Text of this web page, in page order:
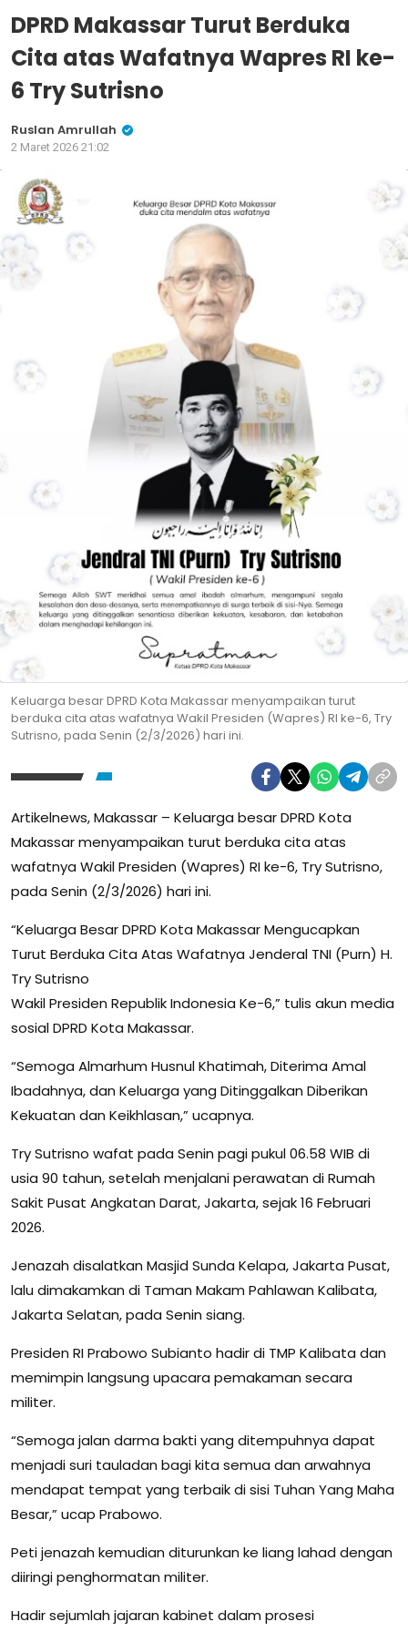
DPRD Makassar Turut Berduka
Cita atas Wafatnya Wapres RI ke-
6 Try Sutrisno
Ruslan Amrullah
2 Maret 2026 21:02
Keluarga besar DPRD Kota Makassar menyampaikan turut
berduka cita atas wafatnya Wakil Presiden (Wapres) RI ke-6, Try
Sutrisno, pada Senin (2/3/2026) hari ini.
Artikelnews, Makassar – Keluarga besar DPRD Kota
Makassar menyampaikan turut berduka cita atas
wafatnya Wakil Presiden (Wapres) RI ke-6, Try Sutrisno,
pada Senin (2/3/2026) hari ini.
“Keluarga Besar DPRD Kota Makassar Mengucapkan
Turut Berduka Cita Atas Wafatnya Jenderal TNI (Purn) H.
Try Sutrisno
Wakil Presiden Republik Indonesia Ke-6,” tulis akun media
sosial DPRD Kota Makassar.
“Semoga Almarhum Husnul Khatimah, Diterima Amal
Ibadahnya, dan Keluarga yang Ditinggalkan Diberikan
Kekuatan dan Keikhlasan,” ucapnya.
Try Sutrisno wafat pada Senin pagi pukul 06.58 WIB di
usia 90 tahun, setelah menjalani perawatan di Rumah
Sakit Pusat Angkatan Darat, Jakarta, sejak 16 Februari
2026.
Jenazah disalatkan Masjid Sunda Kelapa, Jakarta Pusat,
lalu dimakamkan di Taman Makam Pahlawan Kalibata,
Jakarta Selatan, pada Senin siang.
Presiden RI Prabowo Subianto hadir di TMP Kalibata dan
memimpin langsung upacara pemakaman secara
militer.
“Semoga jalan darma bakti yang ditempuhnya dapat
menjadi suri tauladan bagi kita semua dan arwahnya
mendapat tempat yang terbaik di sisi Tuhan Yang Maha
Besar,” ucap Prabowo.
Peti jenazah kemudian diturunkan ke liang lahad dengan
diiringi penghormatan militer.
Hadir sejumlah jajaran kabinet dalam prosesi